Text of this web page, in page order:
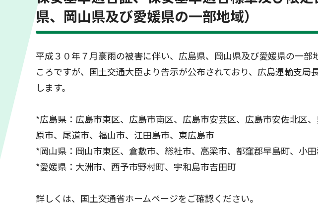
県、岡山県及び愛媛県の一部地域）
平成３０年７月豪雨の被害に伴い、広島県、岡山県及び愛媛県の一
ころですが、国土交通大臣より告示が公布されており、広島運輸支
します。
*広島県：広島市東区、広島市南区、広島市安芸区、広島市安佐北区
原市、尾道市、福山市、江田島市、東広島市
*岡山県：岡山市東区、倉敷市、総社市、高梁市、都窪郡早島町、小
*愛媛県：大洲市、西予市野村町、宇和島市吉田町
詳しくは、国土交通省ホームページをご確認ください。